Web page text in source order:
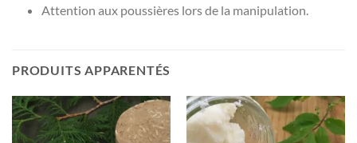
Attention aux poussières lors de la manipulation.
PRODUITS APPARENTÉS